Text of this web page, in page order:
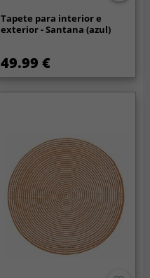
Tapete para interior e
exterior - Santana (azul)
49.99 €